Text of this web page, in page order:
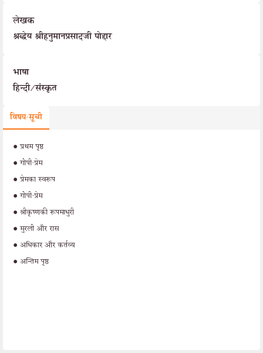
लेखक
श्रद्धेय श्रीहनुमानप्रसादजी पोद्दार
भाषा
हिन्दी/संस्कृत
विषय-सूची
•प्रथम पृष्ठ
•गोपी-प्रेम
•प्रेमका स्वरूप
•गोपी-प्रेम
• श्रीकृष्णकी रूपमाधुरी
•मुरली और रास
• अधिकार और कर्तव्य
• अन्तिम पृष्ठ